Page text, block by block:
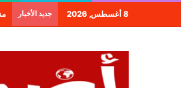
8 أغسطس, 2026 جديد الأخبار